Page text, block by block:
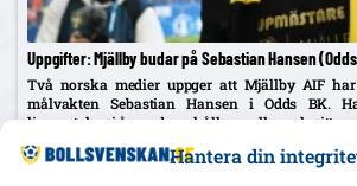
Hantera din
Uppgifter: Mjällby budar på Sebastian Hansen
Två norska medier uppger att Mjällby AIF
målvakten Sebastian Hansen i Odds BK.
ligamatcher i år med sex hållna nollor och sitter